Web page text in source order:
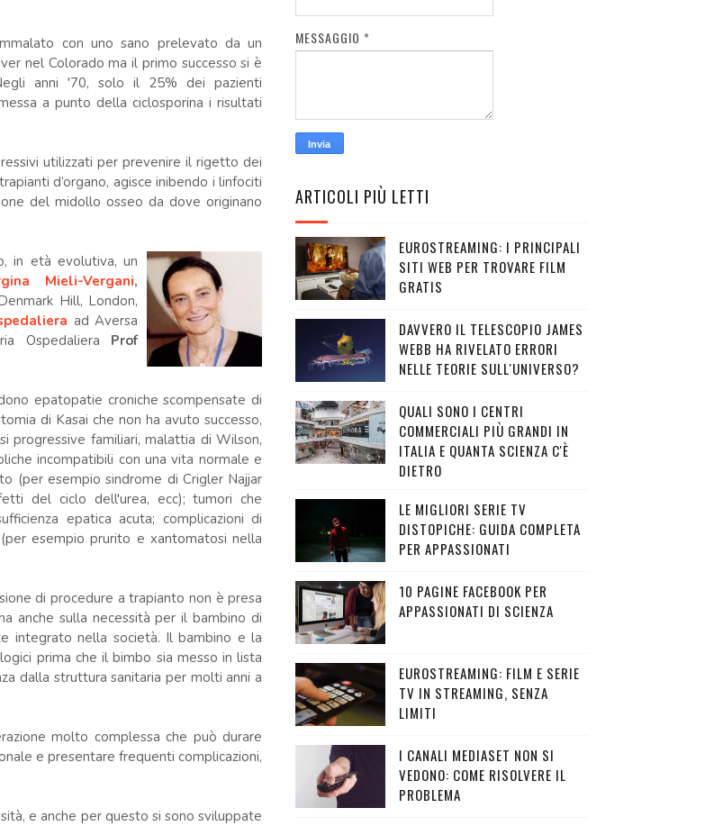
con uno sano prelevato da un
nel Colorado ma il primo successo si è
anni '70, solo il 25% dei pazienti
a punto della ciclosporina i risultati
utilizzati per prevenire il rigetto dei
d’organo, agisce inibendo i linfociti
del midollo osseo da dove originano
in età evolutiva, un
Mieli-Vergani,
Hill, London,
ad Aversa
Ospedaliera Prof
epatopatie croniche scompensate di
di Kasai che non ha avuto successo,
progressive familiari, malattia di Wilson,
incompatibili con una vita normale e
(per esempio sindrome di Crigler Najjar
del ciclo dell'urea, ecc); tumori che
epatica acuta; complicazioni di
esempio prurito e xantomatosi nella
di procedure a trapianto non è presa
anche sulla necessità per il bambino di
integrato nella società. Il bambino e la
prima che il bimbo sia messo in lista
dalla struttura sanitaria per molti anni a
molto complessa che può durare
e presentare frequenti complicazioni,
e anche per questo si sono sviluppate
MESSAGGIO *
ARTICOLI PIÙ LETTI
EUROSTREAMING: I PRINCIPALI
SITI WEB PER TROVARE FILM
GRATIS
DAVVERO IL TELESCOPIO JAMES
WEBB HA RIVELATO ERRORI
NELLE TEORIE SULL'UNIVERSO?
QUALI SONO I CENTRI
COMMERCIALI PIÙ GRANDI IN
ITALIA E QUANTA SCIENZA C'È
DIETRO
LE MIGLIORI SERIE TV
DISTOPICHE: GUIDA COMPLETA
PER APPASSIONATI
10 PAGINE FACEBOOK PER
APPASSIONATI DI SCIENZA
EUROSTREAMING: FILM E SERIE
TV IN STREAMING, SENZA
LIMITI
I CANALI MEDIASET NON SI
VEDONO: COME RISOLVERE IL
PROBLEMA